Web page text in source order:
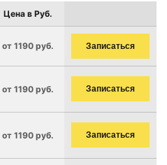
Цена в Руб.
от 1190 руб. Записаться
от 1190 руб. Записаться
от 1190 руб. Записаться